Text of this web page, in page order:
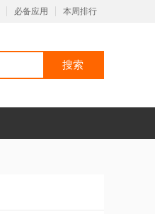
必备应用 本周排行